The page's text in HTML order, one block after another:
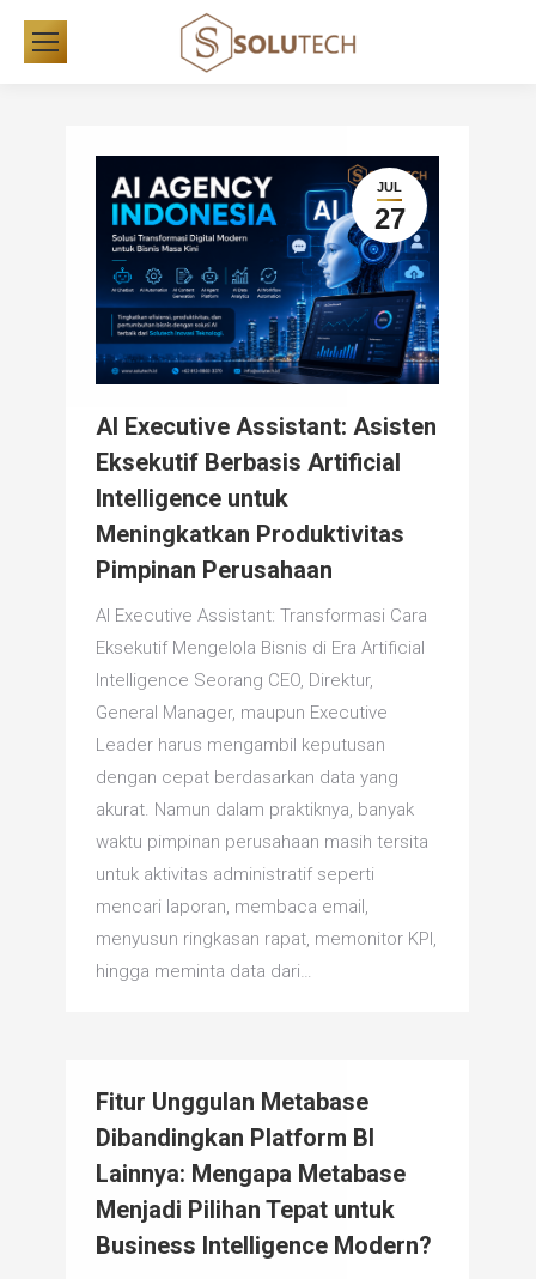
JUL
27
AI Executive Assistant: Asisten
Eksekutif Berbasis Artificial
Intelligence untuk
Meningkatkan Produktivitas
Pimpinan Perusahaan
AI Executive Assistant: Transformasi Cara
Eksekutif Mengelola Bisnis di Era Artificial
Intelligence Seorang CEO, Direktur,
General Manager, maupun Executive
Leader harus mengambil keputusan
dengan cepat berdasarkan data yang
akurat. Namun dalam praktiknya, banyak
waktu pimpinan perusahaan masih tersita
untuk aktivitas administratif seperti
mencari laporan, membaca email,
menyusun ringkasan rapat, memonitor KPI,
hingga meminta data dari…
Fitur Unggulan Metabase
Dibandingkan Platform BI
Lainnya: Mengapa Metabase
Menjadi Pilihan Tepat untuk
Business Intelligence Modern?